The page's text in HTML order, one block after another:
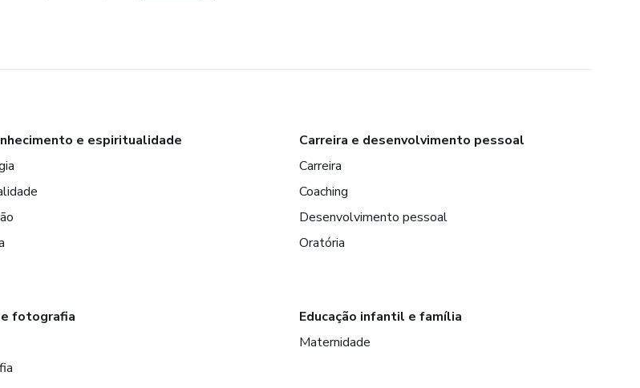
e espiritualidade
Carreira e desenvolvimento pessoal
Carreira
Coaching
Desenvolvimento pessoal
Oratória
fotografia
Educação infantil e família
Maternidade